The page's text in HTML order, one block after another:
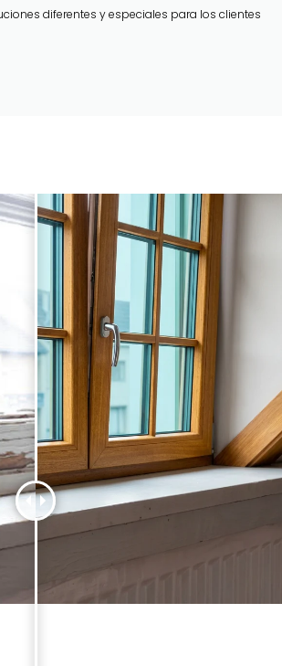
diferentes y especiales para los clientes